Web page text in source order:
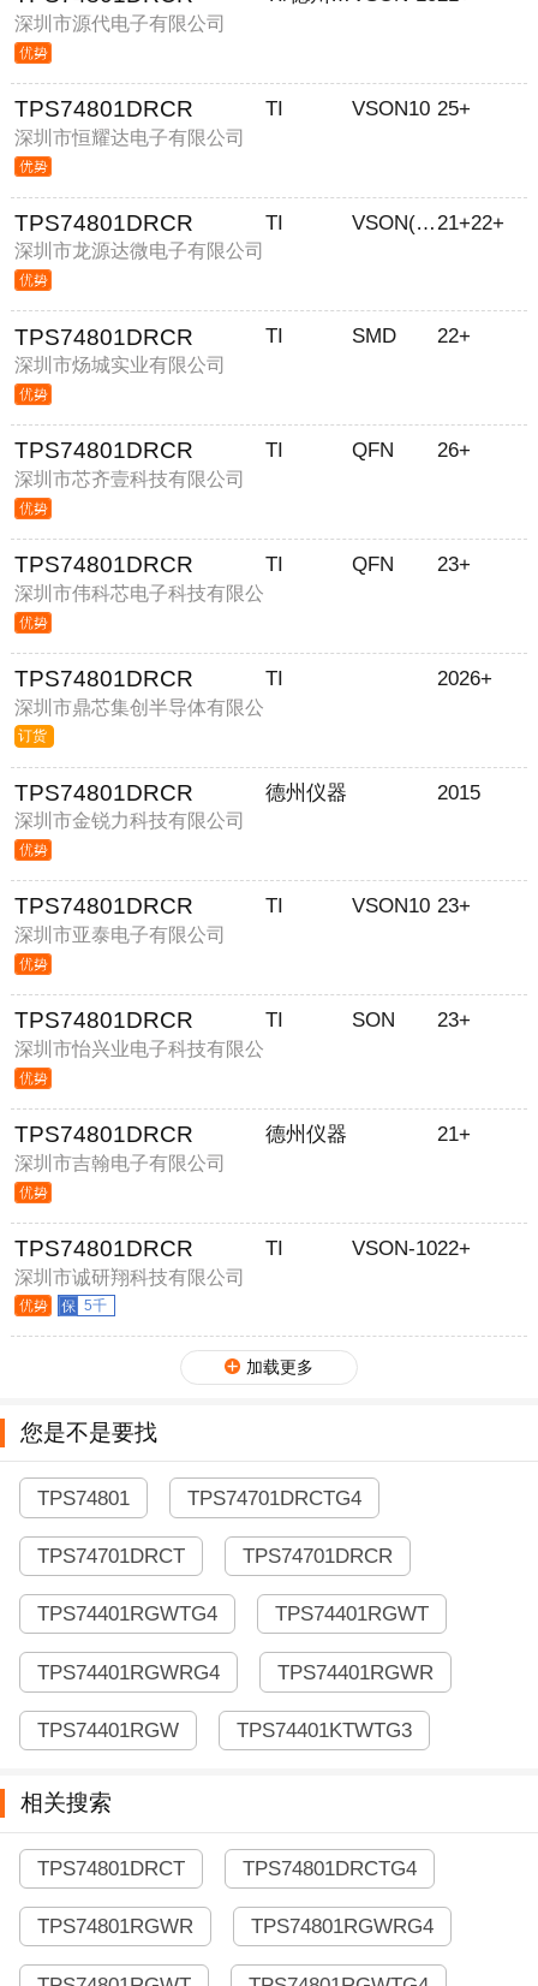
深圳市源代电子有限公司
TPS74801DRCR
深圳市恒耀达电子有限公司
TI VSON10 25+
TPS74801DRCR
深圳市龙源达微电子有限公司
TI VSON(DRC)-10 21+22+
TPS74801DRCR
深圳市炀城实业有限公司
TI SMD 22+
TPS74801DRCR
深圳市芯齐壹科技有限公司
TI QFN 26+
TPS74801DRCR
深圳市伟科芯电子科技有限公
司
TI QFN 23+
TPS74801DRCR
深圳市鼎芯集创半导体有限公
司
订货
TI 2026+
TPS74801DRCR
深圳市金锐力科技有限公司
德州仪器 2015
TPS74801DRCR
深圳市亚泰电子有限公司
TI VSON10 23+
TPS74801DRCR
深圳市怡兴业电子科技有限公
司
TI SON 23+
TPS74801DRCR
深圳市吉翰电子有限公司
德州仪器 21+
TPS74801DRCR
深圳市诚研翔科技有限公司
5千
TI VSON-1022+
加载更多
您是不是要找
TPS74801 TPS74701DRCTG4
TPS74701DRCT TPS74701DRCR
TPS74401RGWTG4 TPS74401RGWT
TPS74401RGWRG4 TPS74401RGWR
TPS74401RGW TPS74401KTWTG3
相关搜索
TPS74801DRCT TPS74801DRCTG4
TPS74801RGWR TPS74801RGWRG4